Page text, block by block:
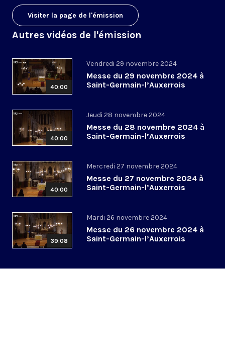
Visiter la page de l'émission
Autres vidéos de l'émission
40:00
Vendredi 29 novembre 2024
Messe du 29 novembre 2024 à
Saint-Germain-l’Auxerrois
40:00
Jeudi 28 novembre 2024
Messe du 28 novembre 2024 à
Saint-Germain-l’Auxerrois
40:00
Mercredi 27 novembre 2024
Messe du 27 novembre 2024 à
Saint-Germain-l’Auxerrois
39:08
Mardi 26 novembre 2024
Messe du 26 novembre 2024 à
Saint-Germain-l’Auxerrois